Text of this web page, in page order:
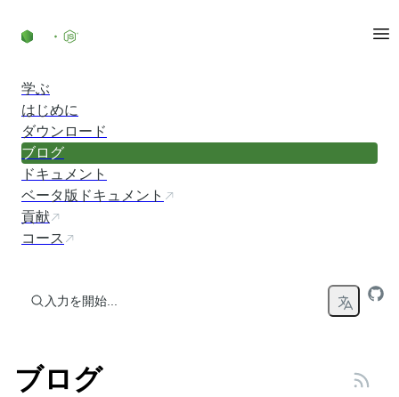
学ぶ
はじめに
ダウンロード
ブログ
ドキュメント
ベータ版ドキュメント
貢献
コース
入力を開始...
ブログ